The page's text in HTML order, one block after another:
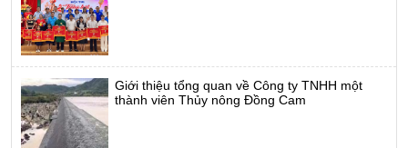
Giới thiệu tổng quan về Công ty TNHH một
thành viên Thủy nông Đồng Cam